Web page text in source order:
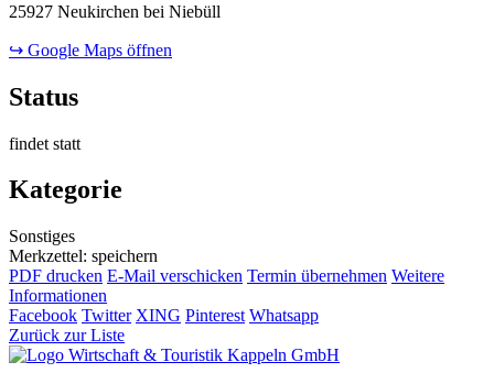
25927 Neukirchen bei Niebüll
↪ Google Maps öffnen
Status
findet statt
Kategorie
Sonstiges
Merkzettel: speichern
PDF drucken E-Mail verschicken Termin übernehmen Weitere
Informationen
Facebook Twitter XING Pinterest Whatsapp
Zurück zur Liste